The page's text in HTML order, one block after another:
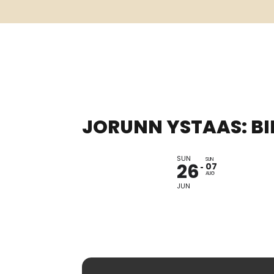
JORUNN YSTAAS:
SUN
26
JUN
SUN
07
AUG